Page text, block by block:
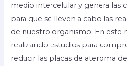
medio intercelular y genera las
para que se lleven a cabo las
de nuestro organismo. En este
realizando estudios para
reducir las placas de ateroma